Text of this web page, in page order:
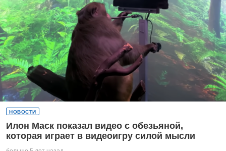
НОВОСТИ
Илон Маск показал видео с обезьяной,
которая играет в видеоигру силой мысли